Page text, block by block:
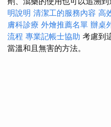
明說明 清潔工的服務內容 高
膚科診療 外燴推薦名單 辦桌
流程 專業記帳士協助 考慮到
當溫和且無害的方法。